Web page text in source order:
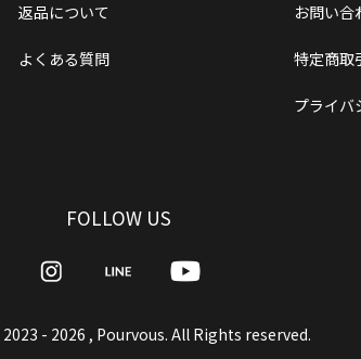
返品について
よくある質問
お問い合
特定商取
プライバ
FOLLOW US
2023 - 2026 , Pourvous. All Rights reserved.